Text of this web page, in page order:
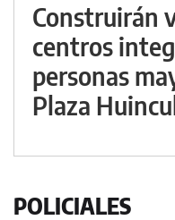
Construirán
centros
personas
Plaza
POLICIALES